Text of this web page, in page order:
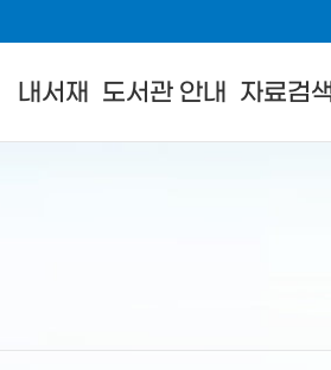
내서재 도서관 안내 자료검